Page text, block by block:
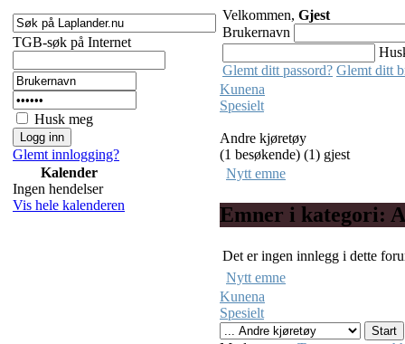
TGB-søk på Internet
Husk meg
Glemt innlogging?
Kalender
Ingen hendelser
Vis hele kalenderen
Velkommen, Gjest
Brukernavn
Glemt ditt passord? Glemt ditt
Kunena
Spesielt
Andre kjøretøy
(1 besøkende) (1) gjest
Nytt emne
Emner i kategori:
Det er ingen innlegg i dette
Nytt emne
Kunena
Spesielt